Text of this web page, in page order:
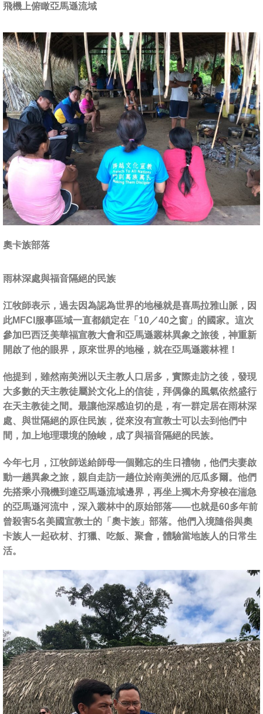
飛機上俯瞰亞馬遜流域
奧卡族部落
雨林深處與福音隔絕的民族
江牧師表示，過去因為認為世界的地極就是喜馬拉雅山脈，因
此MFCI服事區域一直都鎖定在「10／40之窗」的國家。這次
參加巴西泛美華福宣教大會和亞馬遜叢林異象之旅後，神重新
開啟了他的眼界，原來世界的地極，就在亞馬遜叢林裡！
他提到，雖然南美洲以天主教人口居多，實際走訪之後，發現
大多數的天主教徒屬於文化上的信徒，拜偶像的風氣依然盛行
在天主教徒之間。最讓他深感迫切的是，有一群定居在雨林深
處、與世隔絕的原住民族，從來沒有宣教士可以去到他們中
間，加上地理環境的險峻，成了與福音隔絕的民族。
今年七月，江牧師送給師母一個難忘的生日禮物，他們夫妻啟
動一趟異象之旅，親自走訪一趟位於南美洲的厄瓜多爾。他們
先搭乘小飛機到達亞馬遜流域邊界，再坐上獨木舟穿梭在湍急
的亞馬遜河流中，深入叢林中的原始部落——也就是60多年前
曾殺害5名美國宣教士的「奧卡族」部落。他們入境隨俗與奧
卡族人一起砍材、打獵、吃飯、聚會，體驗當地族人的日常生
活。